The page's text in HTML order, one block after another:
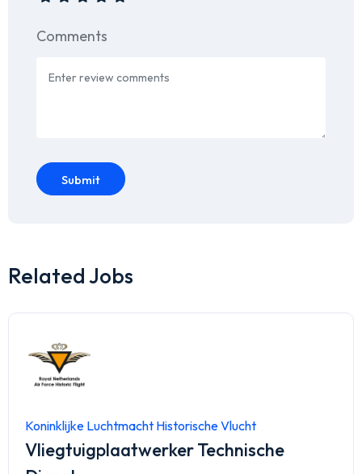
Comments
Submit
Related Jobs
Koninklijke Luchtmacht Historische Vlucht
Vliegtuigplaatwerker Technische